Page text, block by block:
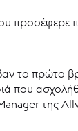
το πρώτο
που
της